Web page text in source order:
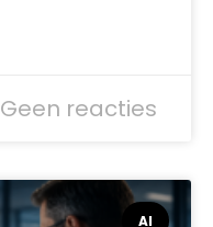
Geen reacties
AI